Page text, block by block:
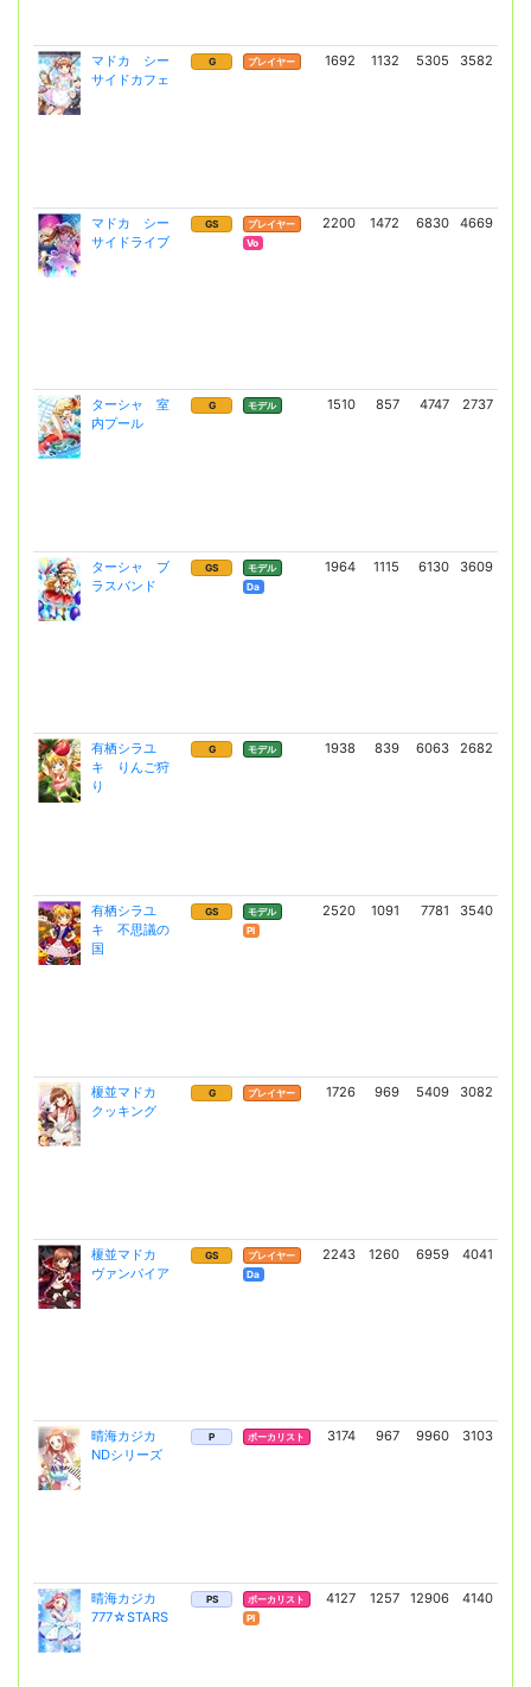
マドカ シー
サイドカフェ
G プレイヤー 1692 1132 5305 3582
マドカ シー
サイドライブ
GS
プレイヤー
Vo
2200 1472 6830 4669
ターシャ 室
内プール
G モデル 1510 857 4747 2737
ターシャ ブ
ラスバンド
GS
モデル
Da
1964 1115 6130 3609
有栖シラユ
キ りんご狩
り
G モデル 1938 839 6063 2682
有栖シラユ
キ 不思議の
国
GS
モデル
Pl
2520 1091 7781 3540
榎並マドカ
クッキング
G プレイヤー 1726 969 5409 3082
榎並マドカ
ヴァンパイア
GS
プレイヤー
Da
2243 1260 6959 4041
晴海カジカ
NDシリーズ
P ボーカリスト 3174 967 9960 3103
晴海カジカ
777☆STARS
PS
ボーカリスト
Pl
4127 1257 12906 4140